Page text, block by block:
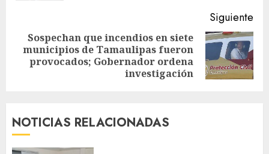
Siguiente
Siguiente
entrada:
Sospechan que incendios en siete
municipios de Tamaulipas fueron
provocados; Gobernador ordena
investigación
NOTICIAS RELACIONADAS